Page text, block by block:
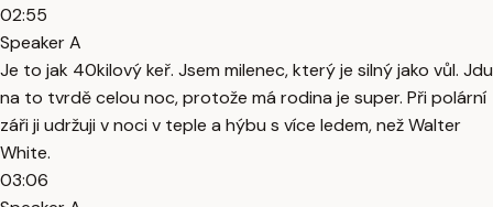
02:55
Speaker A
Je to jak 40kilový keř. Jsem milenec, který je silný jako vůl. Jdu
na to tvrdě celou noc, protože má rodina je super. Při polární
záři ji udržuji v noci v teple a hýbu s více ledem, než Walter
White.
03:06